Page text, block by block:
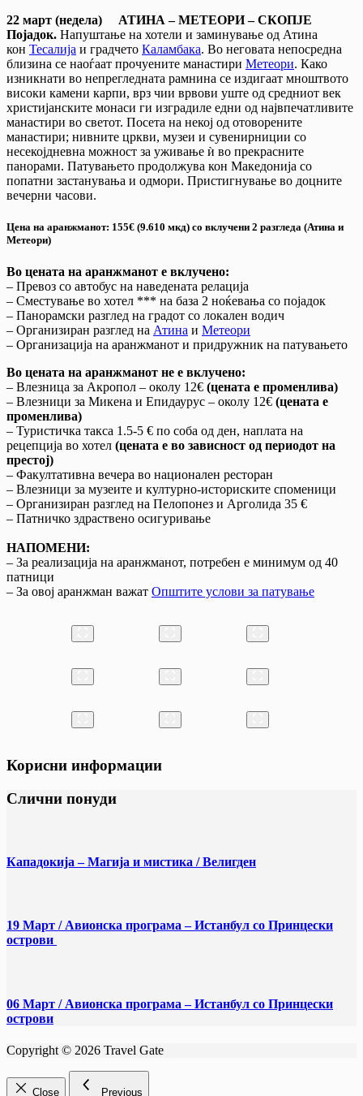
22 март (недела) АТИНА–МЕТЕОРИ–СКОПЈЕ
Појадок. Напуштање на хотели и заминување од Атина
кон Тесалија и градчето Каламбака. Во неговата непосредна
близина се наоѓаат прочуените манастири Метеори. Како
изникнати во непрегледната рамнина се издигаат мноштвото
високи камени карпи, врз чии врвови уште од средниот век
христијанските монаси ги изградиле едни од највпечатливите
манастири во светот. Посета на некој од отоворените
манастири; нивните цркви, музеи и сувенирниции со
несекојдневна можност за уживање ѝ во прекрасните
панорами. Патувањето продолжува кон Македонија со
попатни застанувања и одмори. Пристигнување во доцните
вечерни часови.
Цена на аранжманот: 155€ (9.610 мкд) со вклучени 2 разгледа (Атина и
Метеори)
Во цената на аранжманот е вклучено:
– Превоз со автобус на наведената релација
– Сместување во хотел *** на база 2 ноќевања со појадок
– Панорамски разглед на градот со локален водич
– Организиран разглед на Атина и Метеори
– Организација на аранжманот и придружник на патувањето
Во цената на аранжманот не е вклучено:
– Влезница за Акропол – околу 12€ (цената е променлива)
– Влезници за Микена и Епидаурус – околу 12€ (цената е
променлива)
– Туристичка такса 1.5-5 € по соба од ден, наплата на
рецепција во хотел (цената е во зависност од периодот на
престој)
– Факултативна вечера во национален ресторан
– Влезници за музеите и културно-историските споменици
– Организиран разглед на Пелопонез и Арголида 35 €
– Патничко здраствено осигуривање
НАПОМЕНИ:
– За реализација на аранжманот, потребен е минимум од 40
патници
– За овој аранжман важат Општите услови за патување
Корисни информации
Слични понуди
Кападокија – Магија и мистика / Велигден
19 Март / Aвионска програма – Истанбул со Принцески
острови
06 Март / Aвионска програма – Истанбул со Принцески
острови
Copyright © 2026 Travel Gate
Close Previous